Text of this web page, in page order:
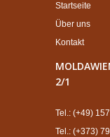
Startseite
Über uns
Kontakt
2/1
Tel.: (+49)
Tel.: (+373)